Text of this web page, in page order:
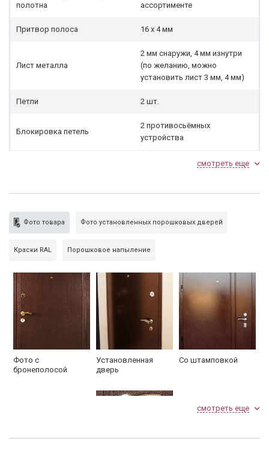
полотна
ассортименте
Притвор полоса 16 х 4 мм
Лист металла
2 мм снаружи, 4 мм изнутри
(по желанию, можно
установить лист 3 мм, 4 мм)
Петли 2 шт.
Блокировка петель
2 противосьёмных
устройства
№ 42 Замок сувальдный
Замок нижний
Личина
Утеплитель синтепон
двойной резиновый контур
Внутренняя сторона порошковое напыление
дверей из 16 прутка
По желанию фурнитуру можно заменить (см. разделЗамки
смотреть еще
Фото товара Фото установленных порошковых дверей
Краски RAL Порошковое напыление
Фото с
бронеполосой
Установленная
дверь
Со штамповкой
смотреть еще